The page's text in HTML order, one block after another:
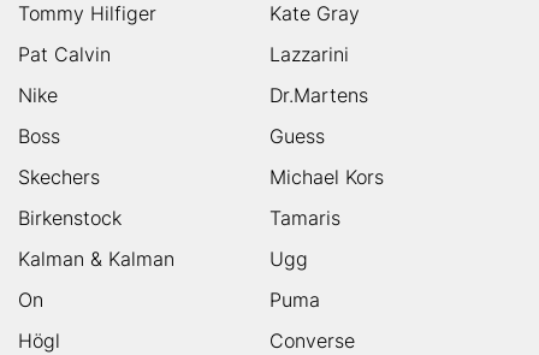
Tommy Hilfiger
Kate Gray
Pat Calvin
Lazzarini
Nike
Dr.Martens
Boss
Guess
Skechers
Michael Kors
Birkenstock
Tamaris
Kalman & Kalman
Ugg
On
Puma
Högl
Converse